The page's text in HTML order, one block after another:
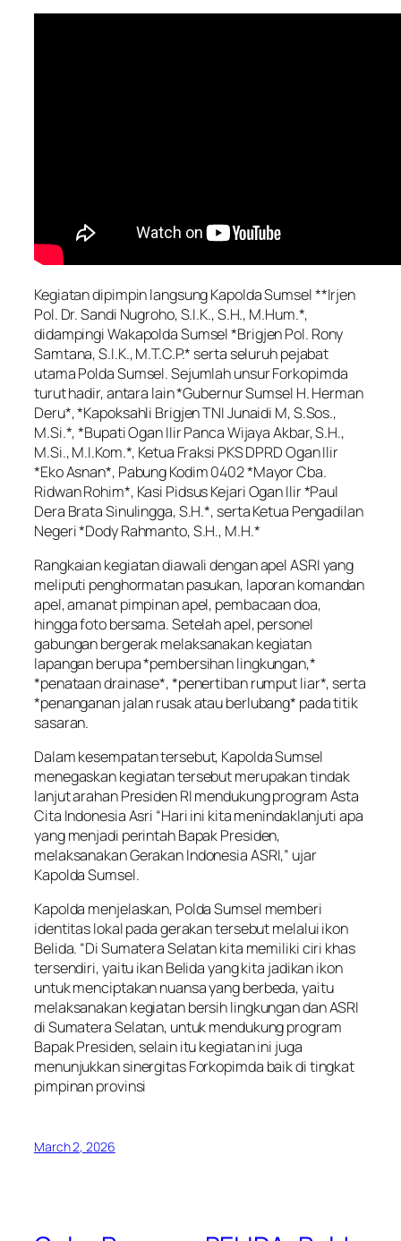
Kegiatan dipimpin langsung Kapolda Sumsel **Irjen
Pol. Dr. Sandi Nugroho, S.I.K., S.H., M.Hum.*,
didampingi Wakapolda Sumsel *Brigjen Pol. Rony
Samtana, S.I.K., M.T.C.P.* serta seluruh pejabat
utama Polda Sumsel. Sejumlah unsur Forkopimda
turut hadir, antara lain *Gubernur Sumsel H. Herman
Deru*, *Kapoksahli Brigjen TNI Junaidi M, S.Sos.,
M.Si.*, *Bupati Ogan Ilir Panca Wijaya Akbar, S.H.,
M.Si., M.I.Kom.*, Ketua Fraksi PKS DPRD Ogan Ilir
*Eko Asnan*, Pabung Kodim 0402 *Mayor Cba.
Ridwan Rohim*, Kasi Pidsus Kejari Ogan Ilir *Paul
Dera Brata Sinulingga, S.H.*, serta Ketua Pengadilan
Negeri *Dody Rahmanto, S.H., M.H.*
Rangkaian kegiatan diawali dengan apel ASRI yang
meliputi penghormatan pasukan, laporan komandan
apel, amanat pimpinan apel, pembacaan doa,
hingga foto bersama. Setelah apel, personel
gabungan bergerak melaksanakan kegiatan
lapangan berupa *pembersihan lingkungan,*
*penataan drainase*, *penertiban rumput liar*, serta
*penanganan jalan rusak atau berlubang* pada titik
sasaran.
Dalam kesempatan tersebut, Kapolda Sumsel
menegaskan kegiatan tersebut merupakan tindak
lanjut arahan Presiden RI mendukung program Asta
Cita Indonesia Asri “Hari ini kita menindaklanjuti apa
yang menjadi perintah Bapak Presiden,
melaksanakan Gerakan Indonesia ASRI,” ujar
Kapolda Sumsel.
Kapolda menjelaskan, Polda Sumsel memberi
identitas lokal pada gerakan tersebut melalui ikon
Belida. “Di Sumatera Selatan kita memiliki ciri khas
tersendiri, yaitu ikan Belida yang kita jadikan ikon
untuk menciptakan nuansa yang berbeda, yaitu
melaksanakan kegiatan bersih lingkungan dan ASRI
di Sumatera Selatan, untuk mendukung program
Bapak Presiden, selain itu kegiatan ini juga
menunjukkan sinergitas Forkopimda baik di tingkat
pimpinan provinsi
March 2, 2026